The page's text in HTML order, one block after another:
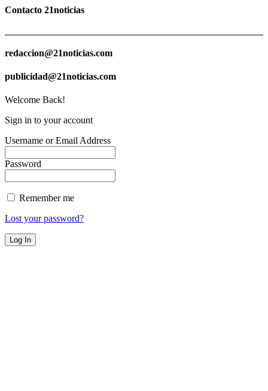
Contacto 21noticias
redaccion@21noticias.com
publicidad@21noticias.com
Welcome Back!
Sign in to your account
Username or Email Address
Password
Remember me
Lost your password?